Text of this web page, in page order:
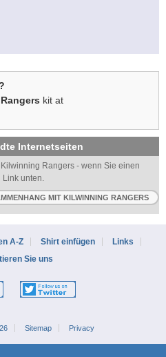
kit at
Internetseiten
Rangers - wenn Sie einen
Link unten.
MIT KILWINNING RANGERS
A-Z Shirt einfügen
Links
Sie uns
Sitemap Privacy